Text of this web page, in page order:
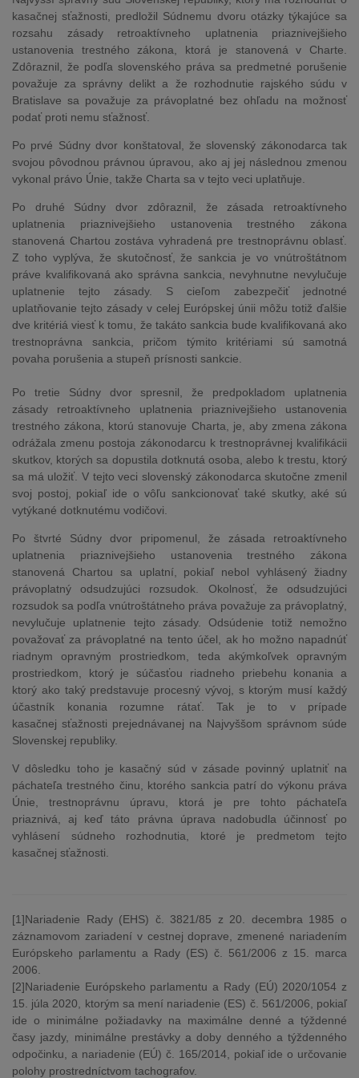
kasačnej sťažnosti, predložil Súdnemu dvoru otázky týkajúce sa
rozsahu zásady retroaktívneho uplatnenia priaznivejšieho
ustanovenia trestného zákona, ktorá je stanovená v Charte.
Zdôraznil, že podľa slovenského práva sa predmetné porušenie
považuje za správny delikt a že rozhodnutie rajského súdu v
Bratislave sa považuje za právoplatné bez ohľadu na možnosť
podať proti nemu sťažnosť.
Po prvé Súdny dvor konštatoval, že slovenský zákonodarca tak
svojou pôvodnou právnou úpravou, ako aj jej následnou zmenou
vykonal právo Únie, takže Charta sa v tejto veci uplatňuje.
Po druhé Súdny dvor zdôraznil, že zásada retroaktívneho
uplatnenia priaznivejšieho ustanovenia trestného zákona
stanovená Chartou zostáva vyhradená pre trestnoprávnu oblasť.
Z toho vyplýva, že skutočnosť, že sankcia je vo vnútroštátnom
práve kvalifikovaná ako správna sankcia, nevyhnutne nevylučuje
uplatnenie tejto zásady. S cieľom zabezpečiť jednotné
uplatňovanie tejto zásady v celej Európskej únii môžu totiž ďalšie
dve kritériá viesť k tomu, že takáto sankcia bude kvalifikovaná ako
trestnoprávna sankcia, pričom týmito kritériami sú samotná
povaha porušenia a stupeň prísnosti sankcie.
Po tretie Súdny dvor spresnil, že predpokladom uplatnenia
zásady retroaktívneho uplatnenia priaznivejšieho ustanovenia
trestného zákona, ktorú stanovuje Charta, je, aby zmena zákona
odrážala zmenu postoja zákonodarcu k trestnoprávnej kvalifikácii
skutkov, ktorých sa dopustila dotknutá osoba, alebo k trestu, ktorý
sa má uložiť. V tejto veci slovenský zákonodarca skutočne zmenil
svoj postoj, pokiaľ ide o vôľu sankcionovať také skutky, aké sú
vytýkané dotknutému vodičovi.
Po štvrté Súdny dvor pripomenul, že zásada retroaktívneho
uplatnenia priaznivejšieho ustanovenia trestného zákona
stanovená Chartou sa uplatní, pokiaľ nebol vyhlásený žiadny
právoplatný odsudzujúci rozsudok. Okolnosť, že odsudzujúci
rozsudok sa podľa vnútroštátneho práva považuje za právoplatný,
nevylučuje uplatnenie tejto zásady. Odsúdenie totiž nemožno
považovať za právoplatné na tento účel, ak ho možno napadnúť
riadnym opravným prostriedkom, teda akýmkoľvek opravným
prostriedkom, ktorý je súčasťou riadneho priebehu konania a
ktorý ako taký predstavuje procesný vývoj, s ktorým musí každý
účastník konania rozumne rátať. Tak je to v prípade
kasačnej sťažnosti prejednávanej na Najvyššom správnom súde
Slovenskej republiky.
V dôsledku toho je kasačný súd v zásade povinný uplatniť na
páchateľa trestného činu, ktorého sankcia patrí do výkonu práva
Únie, trestnoprávnu úpravu, ktorá je pre tohto páchateľa
priaznivá, aj keď táto právna úprava nadobudla účinnosť po
vyhlásení súdneho rozhodnutia, ktoré je predmetom tejto
kasačnej sťažnosti.
[1]Nariadenie Rady (EHS) č. 3821/85 z 20. decembra 1985 o
záznamovom zariadení v cestnej doprave, zmenené nariadením
Európskeho parlamentu a Rady (ES) č. 561/2006 z 15. marca
2006.
[2]Nariadenie Európskeho parlamentu a Rady (EÚ) 2020/1054 z
15. júla 2020, ktorým sa mení nariadenie (ES) č. 561/2006, pokiaľ
ide o minimálne požiadavky na maximálne denné a týždenné
časy jazdy, minimálne prestávky a doby denného a týždenného
odpočinku, a nariadenie (EÚ) č. 165/2014, pokiaľ ide o určovanie
polohy prostredníctvom tachografov.